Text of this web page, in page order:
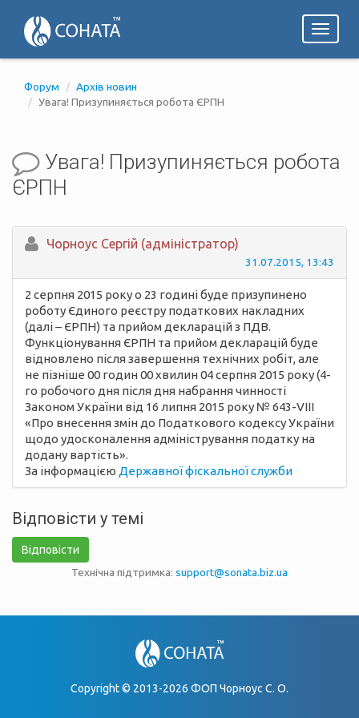
Toggle
Форум
Архів новин
Увага! Призупиняється робота ЄРПН
Увага! Призупиняється робота
ЄРПН
Чорноус Сергій (адміністратор)
31.07.2015, 13:43
2 серпня 2015 року о 23 годині буде призупинено
роботу Єдиного реєстру податкових накладних
(далі – ЄРПН) та прийом декларацій з ПДВ.
Функціонування ЄРПН та прийом декларацій буде
відновлено після завершення технічних робіт, але
не пізніше 00 годин 00 хвилин 04 серпня 2015 року (4-
го робочого дня після дня набрання чинності
Законом України від 16 липня 2015 року № 643-VIII
«Про внесення змін до Податкового кодексу України
щодо удосконалення адміністрування податку на
додану вартість».
За інформацією Державної фіскальної служби
Відповісти у темі
Відповісти
Технічна підтримка: support@sonata.biz.ua
Copyright © 2013-2026 ФОП Чорноус С. О.